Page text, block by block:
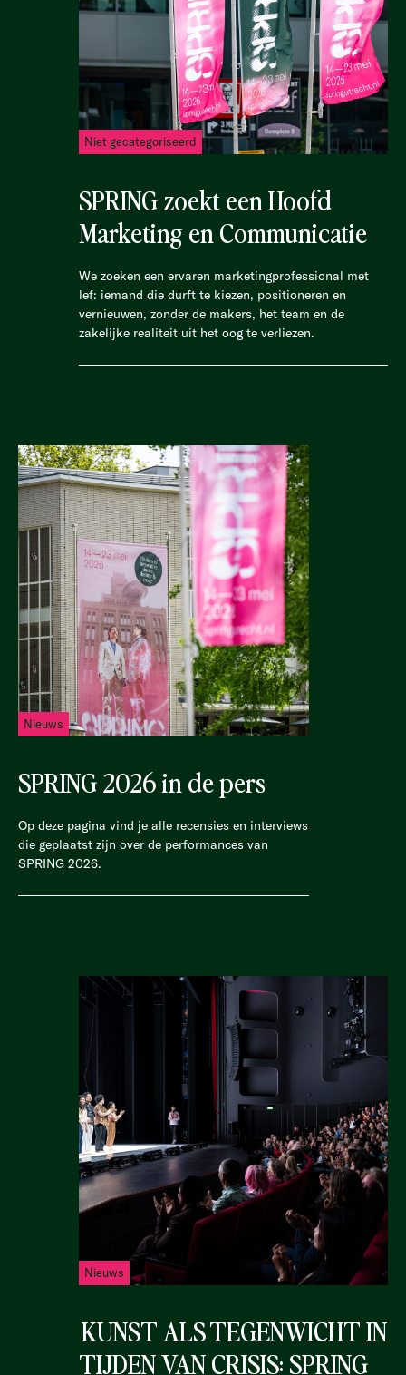
Niet gecategoriseerd
SPRING zoekt een Hoofd
Marketing en Communicatie
We zoeken een ervaren marketingprofessional met
lef: iemand die durft te kiezen, positioneren en
vernieuwen, zonder de makers, het team en de
zakelijke realiteit uit het oog te verliezen.
Nieuws
SPRING 2026 in de pers
Op deze pagina vind je alle recensies en interviews
die geplaatst zijn over de performances van
SPRING 2026.
Nieuws
KUNST ALS TEGENWICHT IN
TIJDEN VAN CRISIS: SPRING